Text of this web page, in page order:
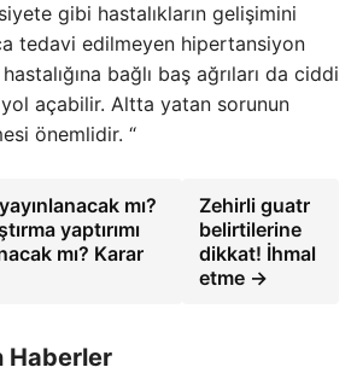
gibi hastalıkların gelişimini
tedavi edilmeyen hipertansiyon
bağlı baş ağrıları da ciddi
açabilir. Altta yatan sorunun
önemlidir. “
mı?
yaptırımı
mı? Karar
Zehirli guatr
belirtilerine
dikkat! İhmal
etme →
Haberler